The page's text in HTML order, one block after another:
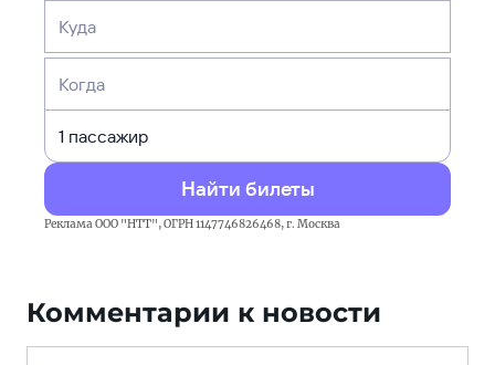
Куда
Когда
Найти билеты
Реклама ООО "НТТ", ОГРН 1147746826468, г. Москва
Комментарии к новости